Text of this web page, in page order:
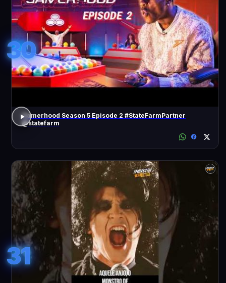
30
Gamerhood Season 5 Episode 2 #StateFarmPartner
@statefarm
31